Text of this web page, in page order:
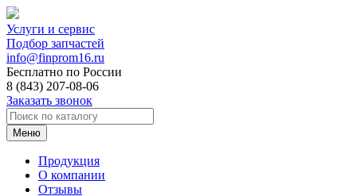
Услуги и сервис
Подбор запчастей
info@finprom16.ru
Бесплатно по России
8 (843) 207-08-06
Заказать звонок
Меню
Продукция
О компании
Отзывы